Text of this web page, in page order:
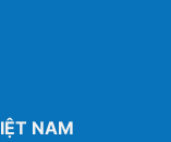
NAM